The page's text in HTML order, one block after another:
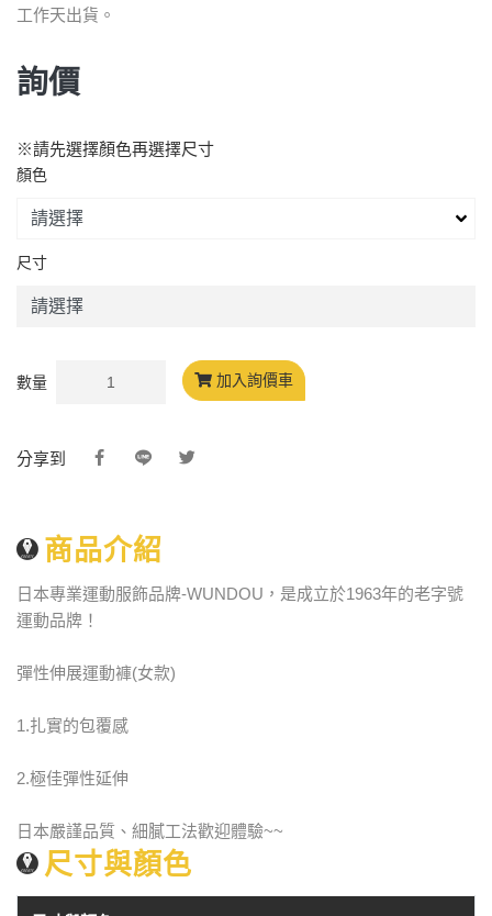
工作天出貨。
詢價
※請先選擇顏色再選擇尺寸
顏色
尺寸
數量 加入詢價車
分享到
商品介紹
日本專業運動服飾品牌-WUNDOU，是成立於1963年的老字號
運動品牌！
彈性伸展運動褲(女款)
1.扎實的包覆感
2.極佳彈性延伸
日本嚴謹品質、細膩工法歡迎體驗~~
尺寸與顏色